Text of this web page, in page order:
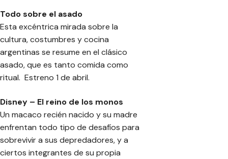
Todo sobre el asado
Esta excéntrica mirada sobre la
cultura, costumbres y cocina
argentinas se resume en el clásico
asado, que es tanto comida como
ritual. Estreno 1 de abril.
Disney – El reino de los monos
Un macaco recién nacido y su madre
enfrentan todo tipo de desafíos para
sobrevivir a sus depredadores, y a
ciertos integrantes de su propia